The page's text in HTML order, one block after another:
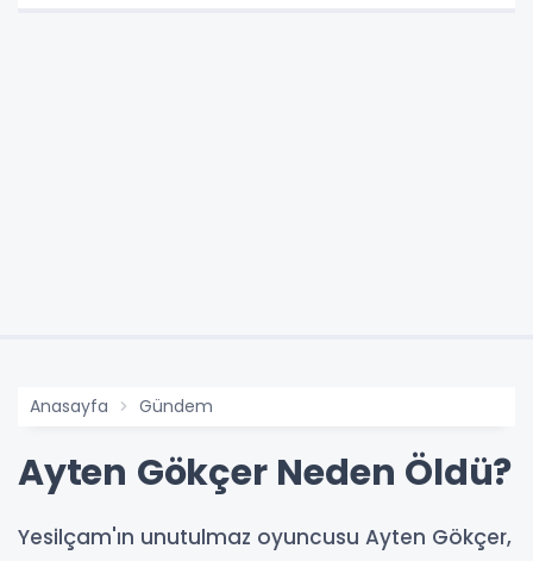
Anasayfa Gündem
Ayten Gökçer Neden Öldü?
Yesilçam'ın unutulmaz oyuncusu Ayten Gökçer,